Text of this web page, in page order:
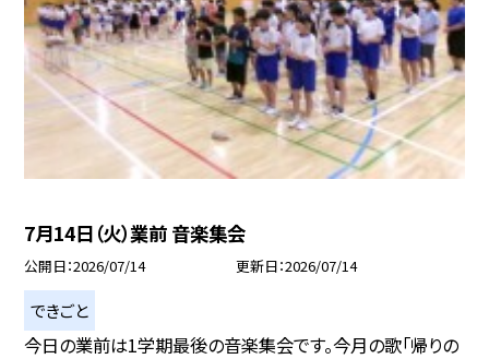
7月14日（火）業前 音楽集会
公開日 2026/07/14 更新日 2026/07/14
できごと
今日の業前は1学期最後の音楽集会です。今月の歌「帰りの